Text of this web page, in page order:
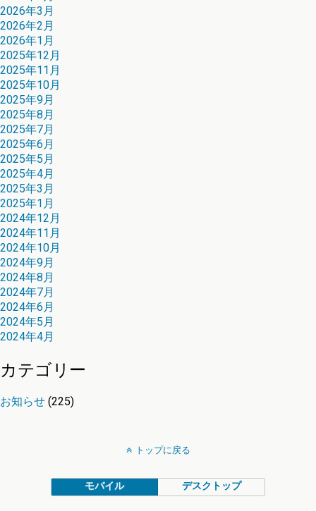
2026年3月
2026年2月
2026年1月
2025年12月
2025年11月
2025年10月
2025年9月
2025年8月
2025年7月
2025年6月
2025年5月
2025年4月
2025年3月
2025年1月
2024年12月
2024年11月
2024年10月
2024年9月
2024年8月
2024年7月
2024年6月
2024年5月
2024年4月
カテゴリー
お知らせ (225)
トップに戻る
モバイル デスクトップ